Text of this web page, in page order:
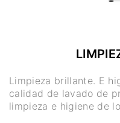
Limpieza brillante. E
calidad de lavado de
limpieza e higiene de